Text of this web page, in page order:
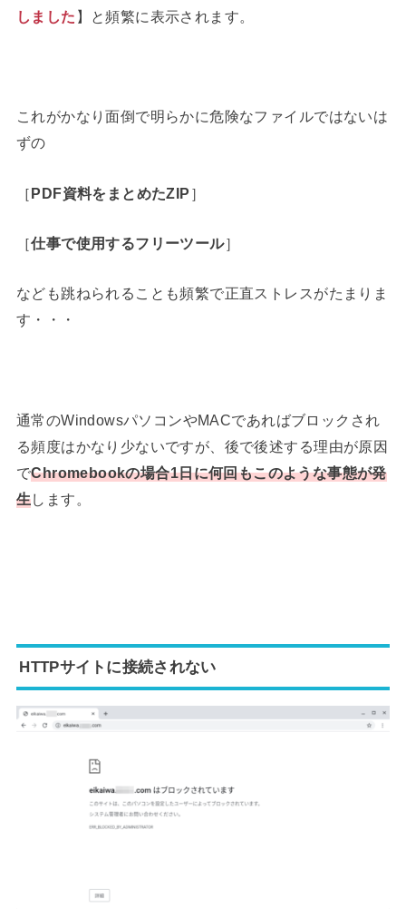
しました 】と頻繁に表示されます。
これがかなり面倒で明らかに危険なファイルではないは
ずの
［PDF資料をまとめたZIP ］
［仕事で使用するフリーツール］
なども跳ねられることも頻繁で正直ストレスがたまりま
す・・・
通常のWindowsパソコンやMACであればブロックされ
る頻度はかなり少ないですが、後で後述する理由が原因
でChromebookの場合1日に何回もこのような事態が発
生します。
HTTPサイトに接続されない